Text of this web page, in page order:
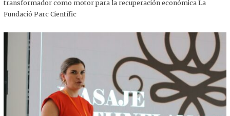
0
2
transformador como motor para la recuperación económica La
Fundació Parc Científic